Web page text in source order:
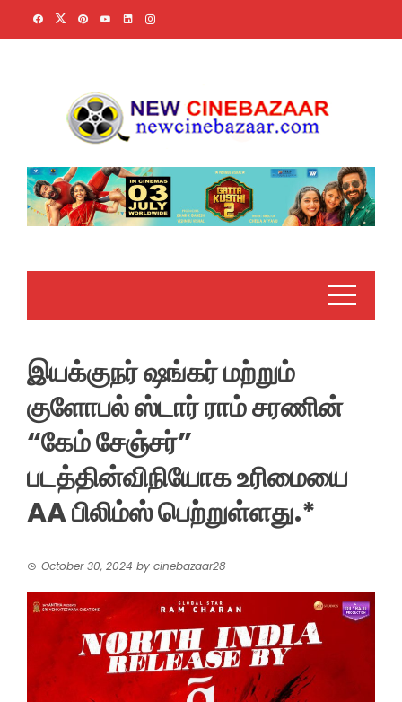
இயக்குநர் ஷங்கர் மற்றும்
குளோபல் ஸ்டார் ராம் சரணின்
“கேம் சேஞ்சர்”
படத்தின்விநியோக உரிமையை
AA பிலிம்ஸ் பெற்றுள்ளது.*
October 30, 2024 by cinebazaar28